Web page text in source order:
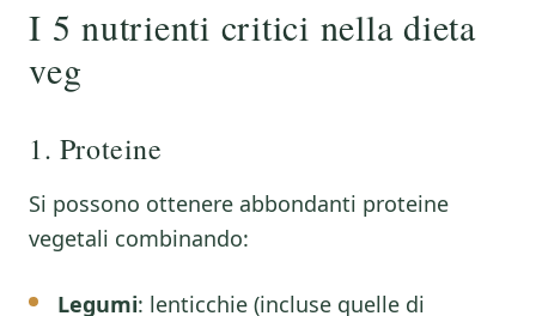
I 5 nutrienti critici nella dieta
veg
1. Proteine
Si possono ottenere abbondanti proteine
vegetali combinando:
Legumi: lenticchie (incluse quelle di